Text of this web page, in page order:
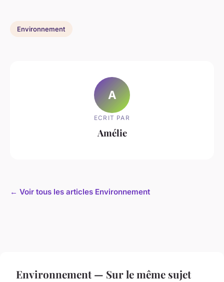
Environnement
A
ECRIT PAR
Amélie
← Voir tous les articles Environnement
Environnement — Sur le même sujet